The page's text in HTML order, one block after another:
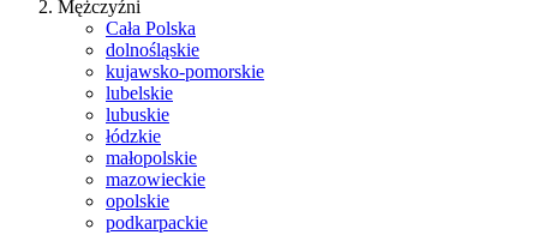
Mężczyźni
Cała Polska
dolnośląskie
kujawsko-pomorskie
lubelskie
lubuskie
łódzkie
małopolskie
mazowieckie
opolskie
podkarpackie